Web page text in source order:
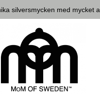
silversmycken med mycket